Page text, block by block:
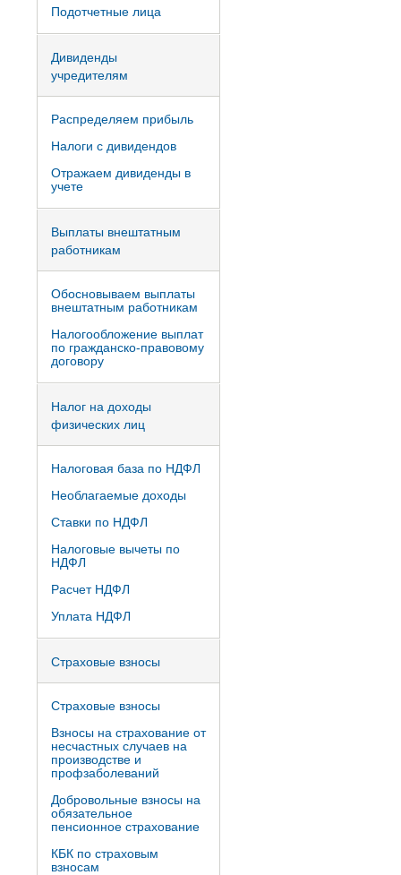
Подотчетные лица
Дивиденды
учредителям
Распределяем прибыль
Налоги с дивидендов
Отражаем дивиденды в
учете
Выплаты внештатным
работникам
Обосновываем выплаты
внештатным работникам
Налогообложение выплат
по гражданско-правовому
договору
Налог на доходы
физических лиц
Налоговая база по НДФЛ
Необлагаемые доходы
Ставки по НДФЛ
Налоговые вычеты по
НДФЛ
Расчет НДФЛ
Уплата НДФЛ
Страховые взносы
Страховые взносы
Взносы на страхование от
несчастных случаев на
производстве и
профзаболеваний
Добровольные взносы на
обязательное
пенсионное страхование
КБК по страховым
взносам